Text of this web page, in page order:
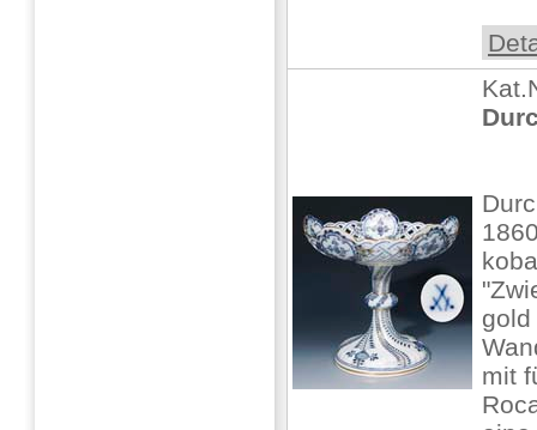
mit